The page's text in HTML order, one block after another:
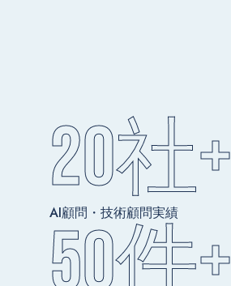
20社+
AI顧問・技術顧問実績
50件+